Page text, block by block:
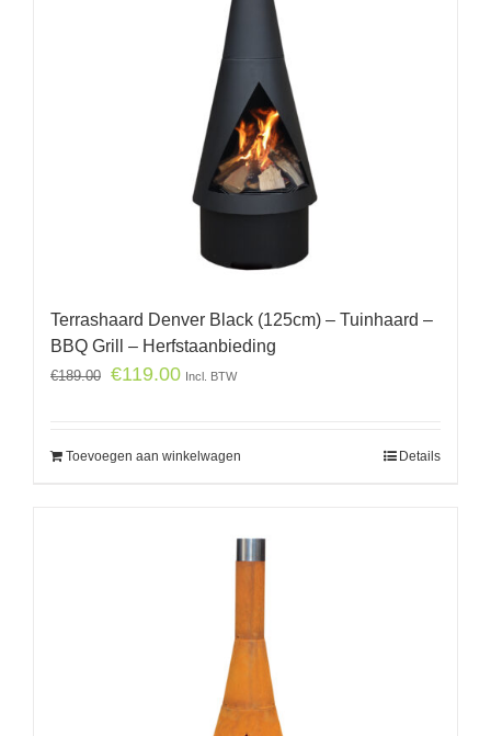
Terrashaard Denver Black (125cm) – Tuinhaard –
BBQ Grill – Herfstaanbieding
€189.00 €119.00 Incl. BTW
Toevoegen aan winkelwagen Details